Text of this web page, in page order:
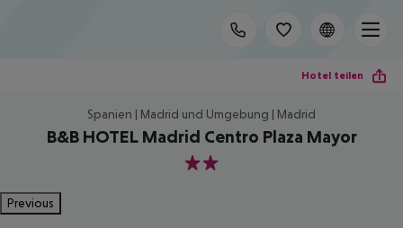
Hotel teilen
Spanien | Madrid und Umgebung | Madrid
B&B HOTEL Madrid Centro Plaza Mayor
2
Previous